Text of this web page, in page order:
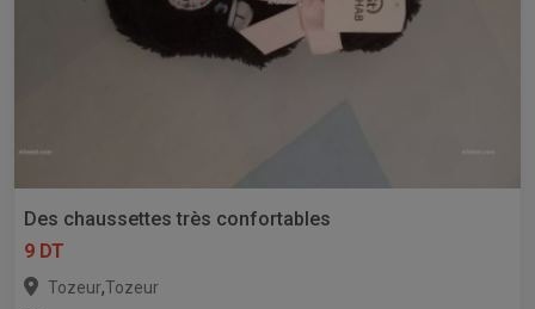
Des chaussettes très confortables
9 DT
Tozeur,Tozeur